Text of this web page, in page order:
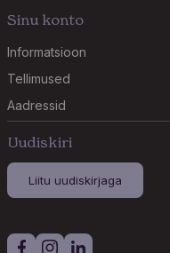
Sinu konto
Informatsioon
Tellimused
Aadressid
Uudiskiri
Liitu uudiskirjaga